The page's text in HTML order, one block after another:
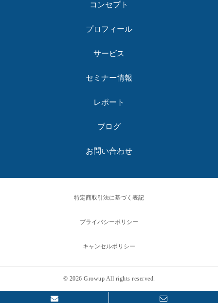
コンセプト
プロフィール
サービス
セミナー情報
レポート
ブログ
お問い合わせ
© 2026 Growup All rights reserved.
特定商取引法に基づく表記
プライバシーポリシー
キャンセルポリシー